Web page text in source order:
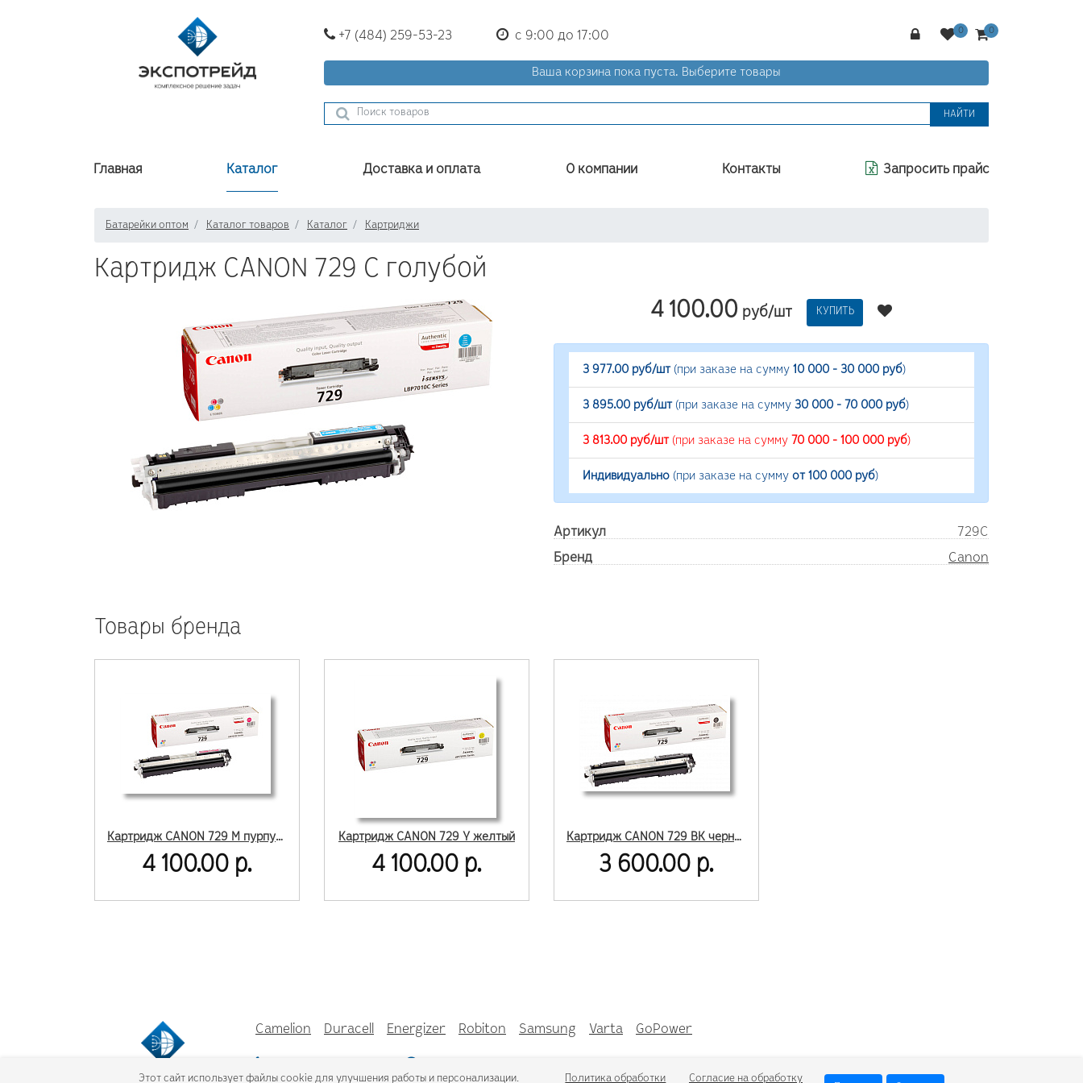
+7 (484) 259-53-23 с 9:00 до 17:00
Ваша корзина пока пуста. Выберите товары
НАЙТИ
Главная Каталог Доставка и оплата О компании Контакты Запросить прайс
Батарейки оптом Каталог товаров Каталог Картриджи
Картридж CANON 729 C голубой
4 100.00 руб/шт КУПИТЬ
3 977.00 руб/шт(при заказе на сумму 10 000 - 30 000 руб)
3 895.00 руб/шт(при заказе на сумму 30 000 - 70 000 руб)
3 813.00 руб/шт(при заказе на сумму 70 000 - 100 000 руб)
Индивидуально (при заказе на сумму от 100 000 руб)
Артикул
729C
Бренд
Canon
Товары бренда
Картридж CANON 729 М пурпуный
4 100.00 р.
Картридж CANON 729 Y желтый
4 100.00 р.
Картридж CANON 729 BK черный
3 600.00 р.
Camelion Duracell Energizer Robiton Samsung Varta GoPower
Этот сайт использует файлы cookie для улучшения работы и персонализации. Политика обработки Согласие на обработку